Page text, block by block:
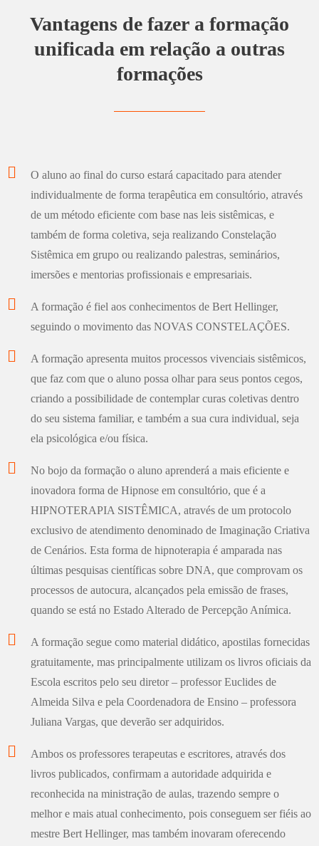
Vantagens de fazer a formação
unificada em relação a outras
formações
O aluno ao final do curso estará capacitado para atender
individualmente de forma terapêutica em consultório, através
de um método eficiente com base nas leis sistêmicas, e
também de forma coletiva, seja realizando Constelação
Sistêmica em grupo ou realizando palestras, seminários,
imersões e mentorias profissionais e empresariais.
A formação é fiel aos conhecimentos de Bert Hellinger,
seguindo o movimento das NOVAS CONSTELAÇÕES.
A formação apresenta muitos processos vivenciais sistêmicos,
que faz com que o aluno possa olhar para seus pontos cegos,
criando a possibilidade de contemplar curas coletivas dentro
do seu sistema familiar, e também a sua cura individual, seja
ela psicológica e/ou física.
No bojo da formação o aluno aprenderá a mais eficiente e
inovadora forma de Hipnose em consultório, que é a
HIPNOTERAPIA SISTÊMICA, através de um protocolo
exclusivo de atendimento denominado de Imaginação Criativa
de Cenários. Esta forma de hipnoterapia é amparada nas
últimas pesquisas científicas sobre DNA, que comprovam os
processos de autocura, alcançados pela emissão de frases,
quando se está no Estado Alterado de Percepção Anímica.
A formação segue como material didático, apostilas fornecidas
gratuitamente, mas principalmente utilizam os livros oficiais da
Escola escritos pelo seu diretor – professor Euclides de
Almeida Silva e pela Coordenadora de Ensino – professora
Juliana Vargas, que deverão ser adquiridos.
Ambos os professores terapeutas e escritores, através dos
livros publicados, confirmam a autoridade adquirida e
reconhecida na ministração de aulas, trazendo sempre o
melhor e mais atual conhecimento, pois conseguem ser fiéis ao
mestre Bert Hellinger, mas também inovaram oferecendo